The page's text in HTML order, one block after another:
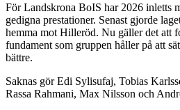
För Landskrona BoIS har 2026 inletts
gedigna prestationer. Senast gjorde
hemma mot Hilleröd. Nu gäller det att
fundament som gruppen håller på att
bättre.
Saknas gör Edi Sylisufaj, Tobias
Rassa Rahmani, Max Nilsson och